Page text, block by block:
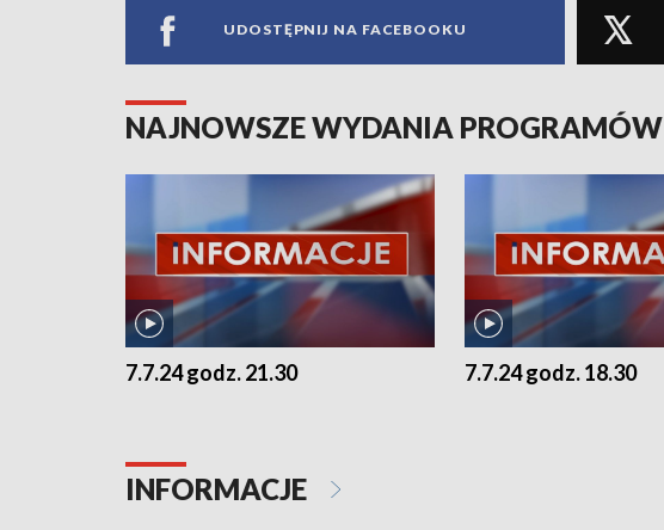
UDOSTĘPNIJ NA FACEBOOKU
NAJNOWSZE WYDANIA PROGRAMÓW
7.7.24 godz. 21.30 7.7.24 godz. 18.30
INFORMACJE